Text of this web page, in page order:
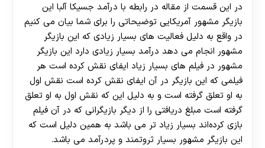
در این قسمت از مقاله در رابطه با درآمد جسیکا آلبا این
بازیگر مشهور آمریکایی توضیحاتی را برای شما بیان می کنیم
در واقع به دلیل فعالیت ‌های بسیار زیادی که این بازیگر
مشهور انجام می ‌دهد درآمد بسیار زیادی دارد این بازیگر
مشهور در فیلم‌ های بسیار زیاد ایفای نقش کرده است هر
فیلمی که این بازیگر در آن ایفای نقش کرده است نقش اول
به او تعلق گرفته است و به دلیل این که نقش اول به او تعلق
گرفته است مبلغ دریافتی را از دیگر بازیگرانی که در آن فیلم
بازی کرده‌اند بسیار زیاد تر می باشد به همین دلیل است که
این بازیگر مشهور بسیار ثروتمند و پردرآمد می باشد.